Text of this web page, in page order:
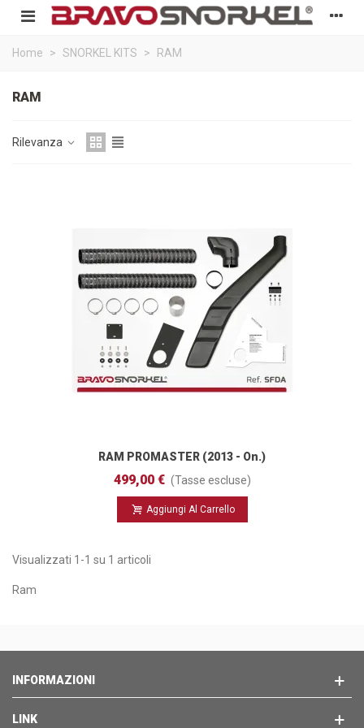
Home > SNORKEL KITS > RAM
RAM
Rilevanza
RAM PROMASTER (2013 - On.)
499,00 € (Tasse escluse)
Aggiungi Al Carrello
Visualizzati 1-1 su 1 articoli
Ram
INFORMAZIONI
LINK